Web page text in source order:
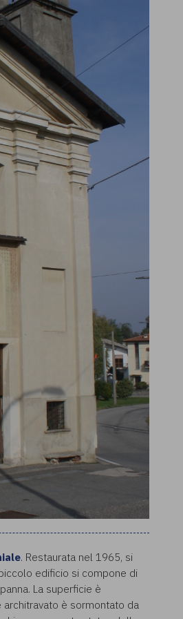
. Restaurata nel 1965, si
edificio si compone di
La superficie è
è sormontato da